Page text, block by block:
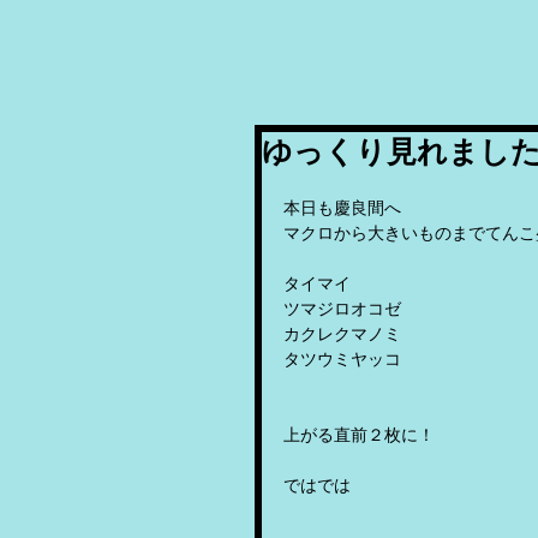
ゆっくり見れまし
本日も慶良間へ
マクロから大きいものまでてん
タイマイ
ツマジロオコゼ
カクレクマノミ
タツウミヤッコ
上がる直前２枚に！
ではでは